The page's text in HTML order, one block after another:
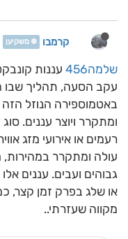
קרמבו ❄️ משקיען
שלמה456
עננות
עקב הסעה, תהליך שבו
באטמוספירה הנוזל הזה
ומתקרר ויוצר עננים.
רעמים או אירועי מזג
עולה ומתקרר במהירות,
גבוהים ועבים. עננים
או שלג בפרק זמן קצר,
מקווה שעזרתי..